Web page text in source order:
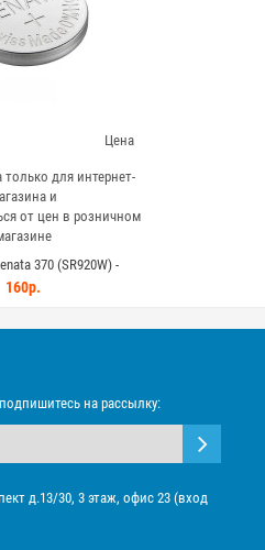
Цена
только для интернет-
и
от цен в розничном
370 (SR920W) -
питания 1.55В
160р.
на рассылку:
д.13/30, 3 этаж, офис 23 (вход